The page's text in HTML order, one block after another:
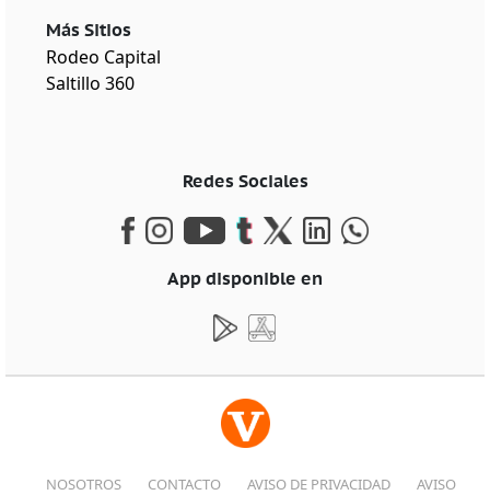
Más Sitios
Rodeo Capital
Saltillo 360
Redes Sociales
App disponible en
NOSOTROS CONTACTO AVISO DE PRIVACIDAD AVISO